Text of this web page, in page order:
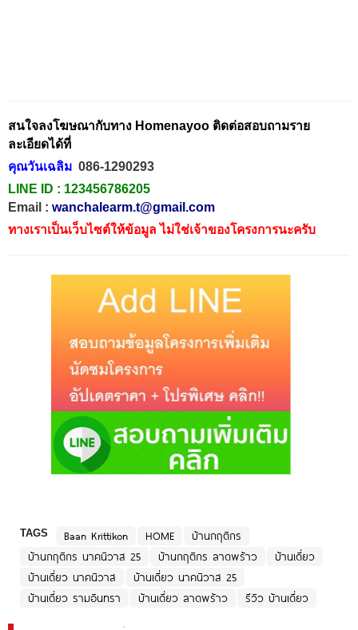
สนใจลงโฆษณากับทาง Homenayoo ติดต่อสอบถามราย
ละเอียดได้ที่
คุณวันเฉลิม 086-1290293
LINE ID : 123456786205
Email : wanchalearm.t@gmail.com
ทางเราเป็นเว็บไซต์ให้ข้อมูล ไม่ใช่เจ้าของโครงการนะครับ
TAGS Baan Krittikon HOME
บ้านกฤติกร
บ้านกฤติกร นาคนิวาส 25
บ้านกฤติกร ลาดพร้าว
บ้านเดี่ยว
บ้านเดี่ยว นาคนิวาส
บ้านเดี่ยว นาคนิวาส 25
บ้านเดี่ยว รามอินทรา
บ้านเดี่ยว ลาดพร้าว รีวิว บ้านเดี่ยว